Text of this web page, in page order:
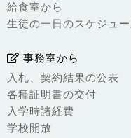
給食室から
生徒の一日のスケジュ
事務室から
入札、契約結果の公表
各種証明書の交付
入学時諸経費
学校開放